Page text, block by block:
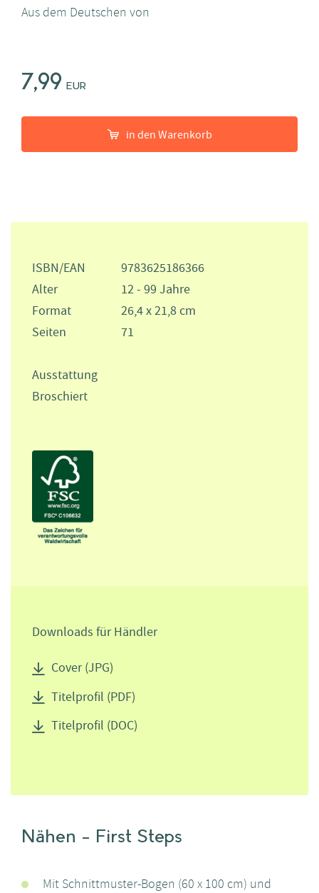
Aus dem Deutschen von
7,99 EUR
in den Warenkorb
ISBN/EAN
9783625186366
Alter
12 - 99 Jahre
Format
26,4 x 21,8 cm
Seiten
71
Ausstattung
Broschiert
Downloads für Händler
Cover (JPG)
Titelprofil (PDF)
Titelprofil (DOC)
Nähen - First Steps
Mit Schnittmuster-Bogen (60 x 100 cm) und